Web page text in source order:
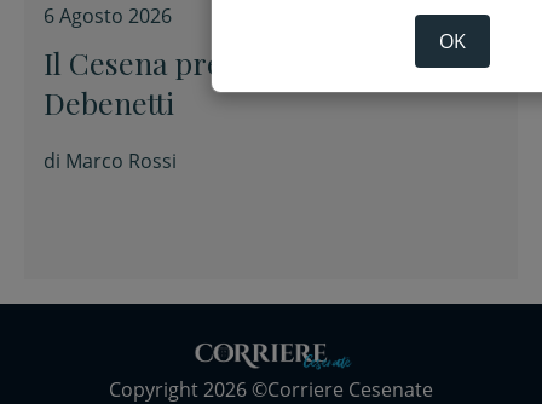
6 Agosto 2026
Il Cesena presenta Alessandro
Debenetti
di Marco Rossi
Copyright 2026 ©Corriere Cesenate
OK